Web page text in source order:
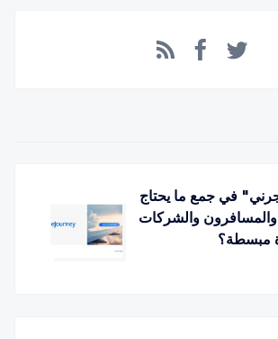
في جمع ما يحتاج
والمسافرون والشركات
مبسطة؟